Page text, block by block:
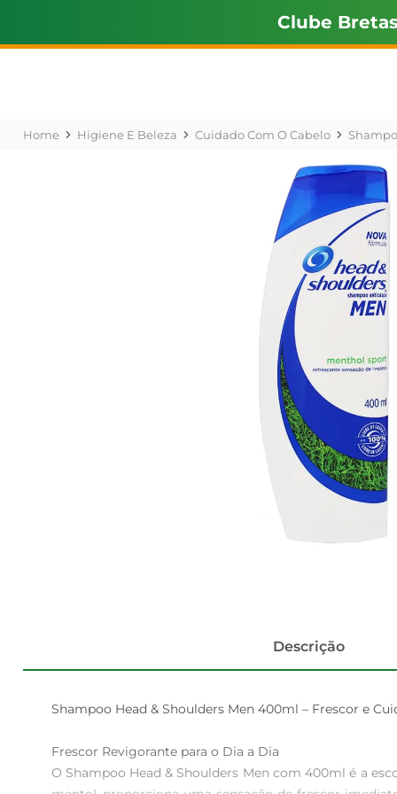
Clube Bretas
Higiene E Beleza Cuidado Com O Cabelo
Descrição
Shampoo Head & Shoulders Men 400ml – Frescor e
Frescor Revigorante para o Dia a Dia
O Shampoo Head & Shoulders Men com 400ml é a